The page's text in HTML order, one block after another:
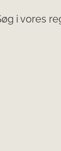
i vores